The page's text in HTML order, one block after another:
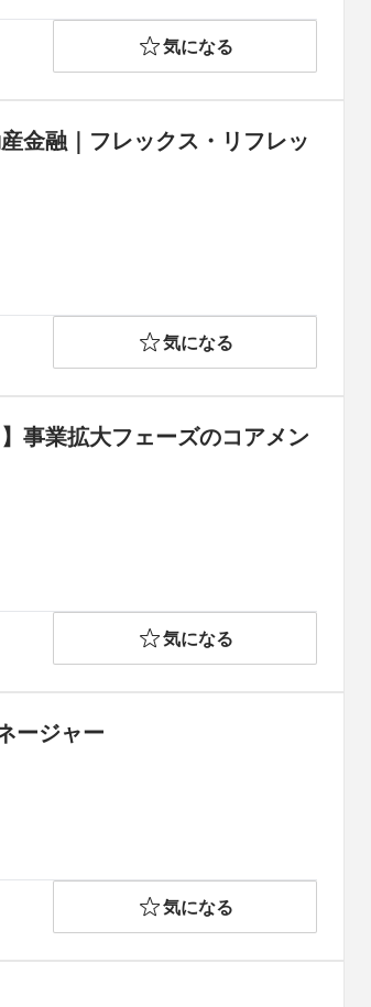
気になる
融｜フレックス・リフレッ
気になる
事業拡大フェーズのコアメン
気になる
ージャー
気になる